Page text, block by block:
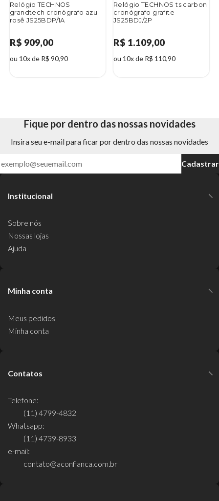
Relógio TECHNOS
grandtech cronógrafo azul
rosê JS25BDP/1A
R$ 909,00
ou 10x de R$ 90,90
Relógio TECHNOS ts carbon
cronógrafo grafite
JS25BDJ/2P
R$ 1.109,00
ou 10x de R$ 110,90
Fique por dentro das nossas novidades
Insira seu e-mail para ficar por dentro das nossas novidades
Cadastrar
Institucional
Sobre nós
Nossas lojas
Ajuda
Minha conta
Meus pedidos
Minha conta
Contatos
Telefone:
(11) 4799-4832
Whatsapp:
(11) 4739-8933
e-mail:
contato@aconfianca.com.br